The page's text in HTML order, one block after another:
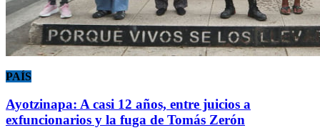
PAÍS
Ayotzinapa: A casi 12 años, entre juicios a
exfuncionarios y la fuga de Tomás Zerón